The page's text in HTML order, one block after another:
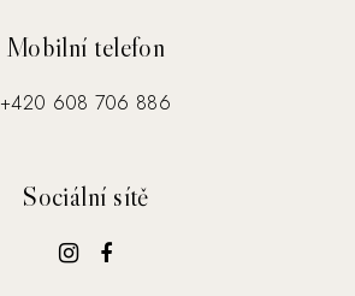
Mobilní telefon
+420 608 706 886
Sociální sítě